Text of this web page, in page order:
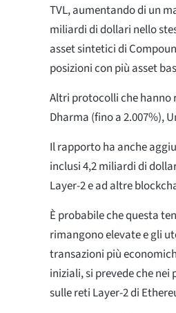
TVL, aumentando di un
miliardi di dollari nello
asset sintetici di
posizioni con più asset
Altri protocolli che
Dharma (fino a 2.007%),
Il rapporto ha anche
inclusi 4,2 miliardi di
Layer-2 e ad altre
È probabile che questa
rimangono elevate e gli
transazioni più
iniziali, si prevede che
sulle reti Layer-2 di